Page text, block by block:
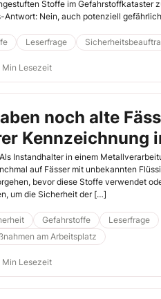
Stoffe im Gefahrstoffkataster
Antwort: Nein, auch potenziell
Leserfrage
Min Lesezeit
noch alte
Kennzeichnung
was sollen wir
Instandhalter in einem
auf Fässer mit unbekannten
bevor diese Stoffe verwendet
um die Sicherheit der […]
Gefahrstoffe
Leserfrage
am Arbeitsplatz
Min Lesezeit